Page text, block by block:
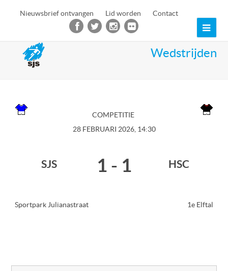
Nieuwsbrief ontvangen Lid worden Contact
Wedstrijden
COMPETITIE
28 FEBRUARI 2026, 14:30
SJS 1 - 1 HSC
Sportpark Julianastraat 1e Elftal